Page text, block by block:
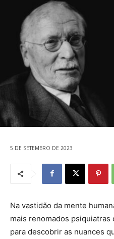
5 DE SETEMBRO DE 2023
Na vastidão da mente
mais renomados
para descobrir as nuances